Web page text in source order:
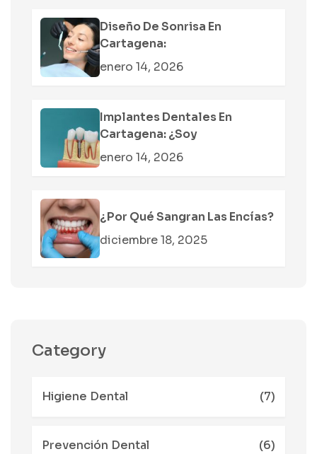
Diseño De Sonrisa En
Cartagena:
enero 14, 2026
Implantes Dentales En
Cartagena: ¿soy
enero 14, 2026
¿Por Qué Sangran Las Encías?
diciembre 18, 2025
Category
Higiene Dental (7)
Prevención Dental (6)